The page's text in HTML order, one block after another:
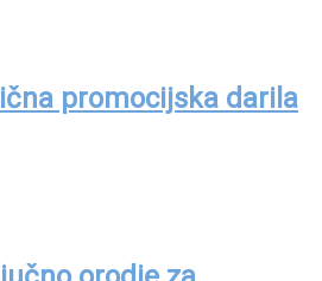
promocijska darila